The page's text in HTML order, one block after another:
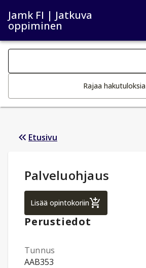
Jamk FI | Jatkuva
oppiminen
Haku kategoriat
Rajaa hakutuloksia
Etusivu
Opintotiedot:
Palveluohjaus
Lisää opintokoriinPalveluohjaus
Perustiedot
Tunnus
AAB353